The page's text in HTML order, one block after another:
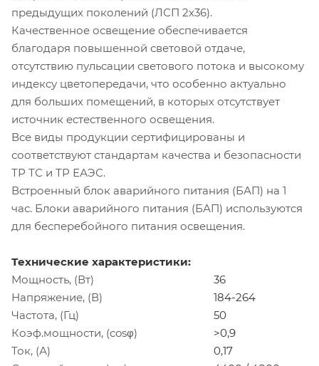
предыдущих поколений (ЛСП 2х36).
Качественное освещение обеспечивается
благодаря повышенной световой отдаче,
отсутствию пульсации светового потока и высокому
индексу цветопередачи, что особенно актуально
для больших помещений, в которых отсутствует
источник естественного освещения.
Все виды продукции сертифицированы и
соответствуют стандартам качества и безопасности
ТР ТС и ТР ЕАЭС.
Встроенный блок аварийного питания (БАП) на 1
час. Блоки аварийного питания (БАП) используются
для бесперебойного питания освещения.
Технические характеристики:
Мощность, (Вт)
36
Напряжение, (В)
184-264
Частота, (Гц)
50
Коэф.мощности, (cosφ)
>0,9
Ток, (А)
0,17